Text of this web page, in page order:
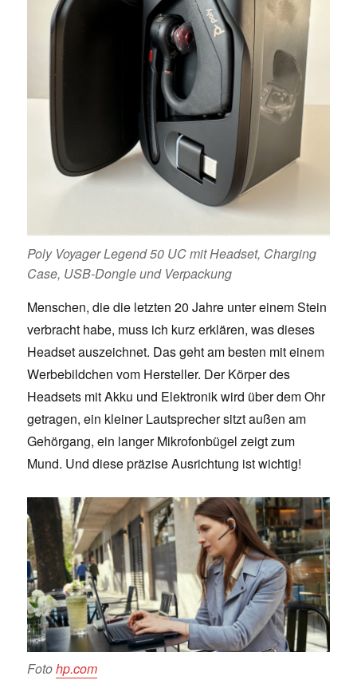
Poly Voyager Legend 50 UC mit Headset, Charging
Case, USB-Dongle und Verpackung
Menschen, die die letzten 20 Jahre unter einem Stein
verbracht habe, muss ich kurz erklären, was dieses
Headset auszeichnet. Das geht am besten mit einem
Werbebildchen vom Hersteller. Der Körper des
Headsets mit Akku und Elektronik wird über dem Ohr
getragen, ein kleiner Lautsprecher sitzt außen am
Gehörgang, ein langer Mikrofonbügel zeigt zum
Mund. Und diese präzise Ausrichtung ist wichtig!
Fotohp.com